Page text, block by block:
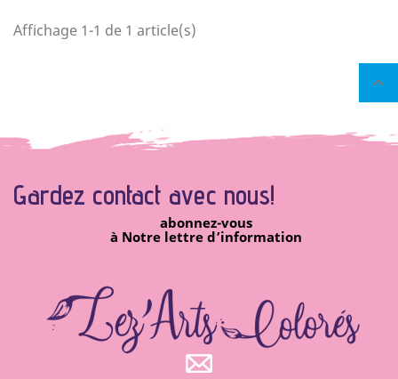
Affichage 1-1 de 1 article(s)

Gardez contact avec nous!
abonnez-vous
à Notre lettre d’information